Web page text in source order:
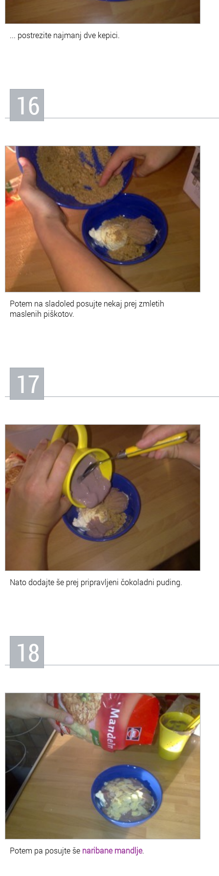
... postrezite najmanj dve kepici.
16
Potem na sladoled posujte nekaj prej zmletih
maslenih piškotov.
17
Nato dodajte še prej pripravljeni čokoladni puding.
18
Potem pa posujte še naribane mandlje.